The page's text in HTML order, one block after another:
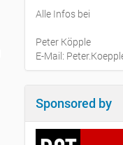
Alle Infos bei
Peter Köpple
E-Mail:
Sponsored by